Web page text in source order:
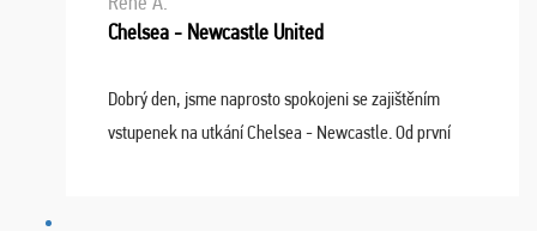
Chelsea - Newcastle United
Dobrý den, jsme naprosto spokojeni se zajištěním
vstupenek na utkání Chelsea - Newcastle. Od první